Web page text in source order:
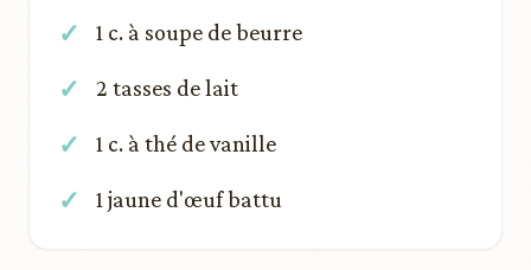
1 c. à soupe de beurre
2 tasses de lait
1 c. à thé de vanille
1 jaune d'œuf battu